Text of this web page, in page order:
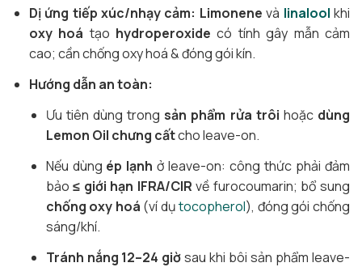
Dị ứng tiếp xúc/nhạy cảm: Limonene và linalool khi
oxy hoá tạo hydroperoxide có tính gây mẫn cảm
cao; cần chống oxy hoá & đóng gói kín.
Hướng dẫn an toàn:
Ưu tiên dùng trongsản phẩm rửa trôi hoặc dùng
Lemon Oil chưng cấtcho leave-on.
Nếu dùng ép lạnh ở leave-on: công thức phải đảm
bảo≤ giới hạn IFRA/CIR về furocoumarin; bổ sung
chống oxy hoá (ví dụtocopherol), đóng gói chống
sáng/khí.
Tránh nắng 12–24 giờsau khi bôi sản phẩm leave-